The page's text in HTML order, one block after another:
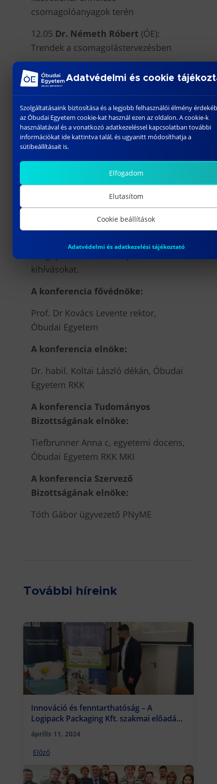
csomagolóanyagok terén
12.05 Dr. Németh Róbert (ÓE):
Trendek a csomagolástervezésben
12.30 Ebéd
rendszer nemzetközi kitekintésben
13.55Kecskés Katalin, Magyar
Róbert: GS1 workshop – A
Hungaropack Student
a csomagolásipar szakembereit,
kihívásokat.
A konferencia fővédnöke:
Prof. Dr Kovács Levente rektor,
Óbudai Egyetem
A konferencia elnöke:
Dr. habil. Koltai László dékán, Óbudai
Egyetem RKK
A konferencia Tudományos
Bizottságának elnöke:
Tiefbrunner Anna c, egyetemi docens,
Óbudai Egyetem RKK MKI
A konferencia Szervező
Bizottságának elnöke:
Tóth Gábor ügyvezető PNyME
További híreink
Innováció és fenntarthatóság – A
Logipack Packaging Kft. szakmai előadása
az Óbudai Egyetem Rejtő Karán
április 11, 2024
Előző
Adatvédelmi és cookie
Szolgáltatásaink biztosítása és a legjobb felhasználói élmény
az Óbudai Egyetem cookie-kat használ ezen az oldalon. A cookie-k
használatával és a vonatkozó adatkezeléssel kapcsolatban további
információkat ide kattintva talál, és ugyanitt módosíthatja a
sütibeállításait is.
Elfogadom
Elutasítom
Cookie beállítások
Adatvédelmi és adatkezelési tájékoztató